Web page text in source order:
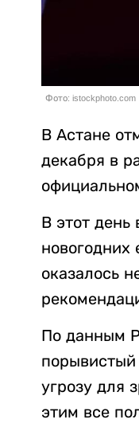
Фото: istockphoto.com
В Астане
декабря в
В этот день
новогодних
оказалось
По данным
порывистый
угрозу для
этим все